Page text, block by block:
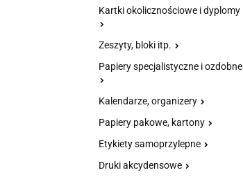
Kartki okolicznościowe i dyplomy
Zeszyty, bloki itp.
Papiery specjalistyczne i ozdobne
Kalendarze, organizery
Papiery pakowe, kartony
Etykiety samoprzylepne
Druki akcydensowe